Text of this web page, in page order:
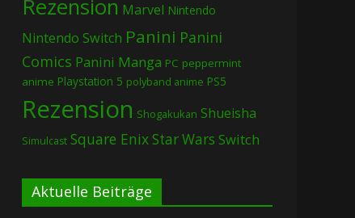
Rezension Marvel Nintendo
Nintendo Switch Panini Panini
Comics Panini Manga PC peppermint
anime Playstation 5 polyband anime PS5
Rezension Shogakukan Shueisha
Simulcast Square EnixStar Wars Switch
Aktuelle Beiträge